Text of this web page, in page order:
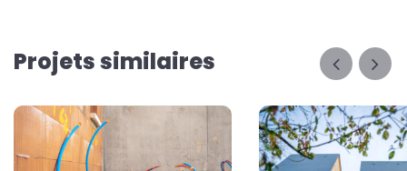
Projets similaires